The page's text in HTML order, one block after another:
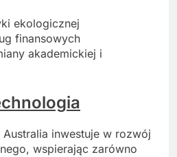
ekologicznej
finansowych
akademickiej i
inwestuje w rozwój
wspierając zarówno